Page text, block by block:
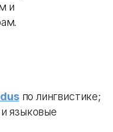
и
по лингвистике;
языковые